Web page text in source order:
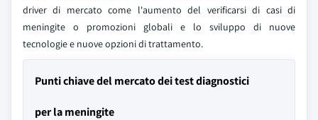
driver di mercato come l'aumento del verificarsi di casi di
meningite o promozioni globali e lo sviluppo di nuove
tecnologie e nuove opzioni di trattamento.
Punti chiave del mercato dei test diagnostici
per la meningite